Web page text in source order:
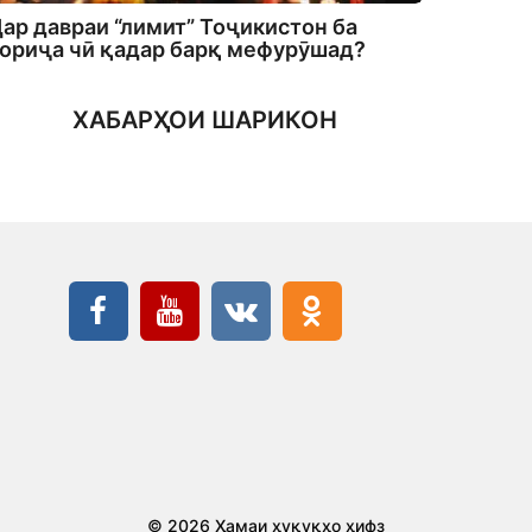
давраи “лимит” Тоҷикистон ба
чӣ қадар барқ мефурӯшад?
ХАБАРҲОИ ШАРИКОН
© 2026 Ҳамаи ҳуқуқҳо ҳифз